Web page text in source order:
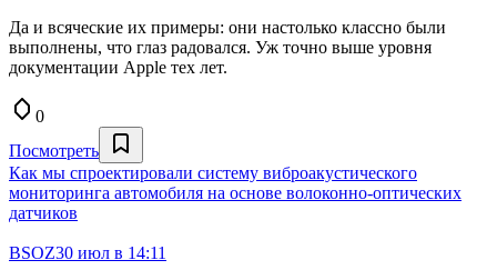
Да и всяческие их примеры: они настолько классно были
выполнены, что глаз радовался. Уж точно выше уровня
документации Apple тех лет.
0
Посмотреть
Как мы спроектировали систему виброакустического
мониторинга автомобиля на основе волоконно-оптических
датчиков
BSOZ30 июл в 14:11